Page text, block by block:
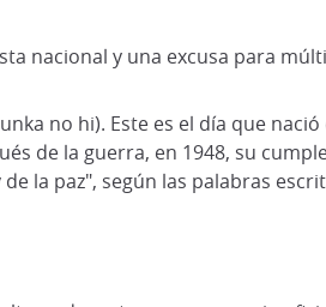
nacional y una excusa para
no hi). Este es el día que
de la guerra, en 1948, su
la paz", según las palabras